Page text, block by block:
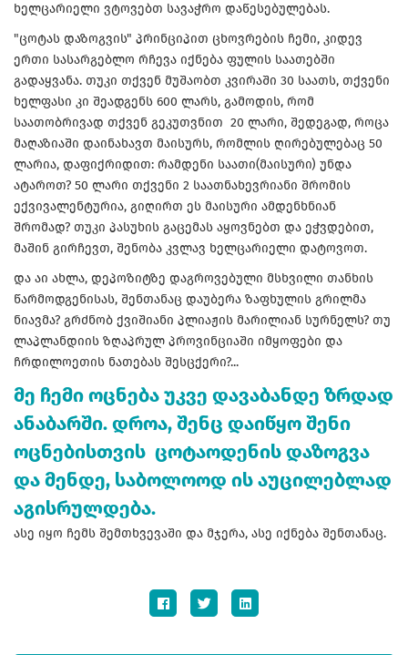
ხელცარიელი ვტოვებთ სავაჭრო დაწესებულებას.
"ცოტას დაზოგვის" პრინციპით ცხოვრების ჩემი, კიდევ
ერთი სასარგებლო რჩევა იქნება ფულის საათებში
გადაყვანა. თუკი თქვენ მუშაობთ კვირაში 30 საათს, თქვენი
ხელფასი კი შეადგენს 600 ლარს, გამოდის, რომ
საათობრივად თქვენ გეკუთვნით 20 ლარი, შედეგად, როცა
მაღაზიაში დაინახავთ მაისურს, რომლის ღირებულებაც 50
ლარია, დაფიქრიდით: რამდენი საათი(მაისური) უნდა
ატაროთ? 50 ლარი თქვენი 2 საათნახევრიანი შრომის
ექვივალენტურია, გიღირთ ეს მაისური ამდენხნიან
შრომად? თუკი პასუხის გაცემას აყოვნებთ და ეჭვდებით,
მაშინ გირჩევთ, შენობა კვლავ ხელცარიელი დატოვოთ.
და აი ახლა, დეპოზიტზე დაგროვებული მსხვილი თანხის
წარმოდგენისას, შენთანაც დაუბერა ზაფხულის გრილმა
ნიავმა? გრძნობ ქვიშიანი პლიაჟის მარილიან სურნელს? თუ
ლაპლანდიის ზღაპრულ პროვინციაში იმყოფები და
ჩრდილოეთის ნათებას შესცქერი?...
მე ჩემი ოცნება უკვე დავაბანდე ზრდად
ანაბარში. დროა, შენც დაიწყო შენი
ოცნებისთვის ცოტაოდენის დაზოგვა
და მენდე, საბოლოოდ ის აუცილებლად
აგისრულდება.
ასე იყო ჩემს შემთხვევაში და მჯერა, ასე იქნება შენთანაც.